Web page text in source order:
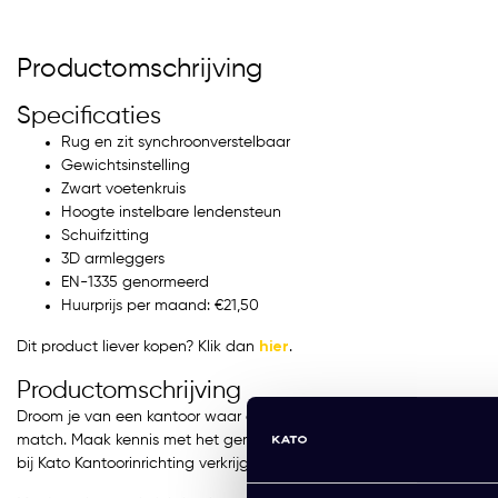
Productomschrijving
Specificaties
Rug en zit synchroonverstelbaar
Gewichtsinstelling
Zwart voetenkruis
Hoogte instelbare lendensteun
Schuifzitting
3D armleggers
EN-1335 genormeerd
Huurprijs per maand: €21,50
Dit product liever kopen? Klik dan hier.
Productomschrijving
Droom je van een kantoor waar comfort en stijl samenkomen? Dan
match. Maak kennis met het gemak en de flexibiliteit van
bij Kato Kantoorinrichting verkrijgbaar voor een aantrekkelijke prijs
ergonomisch gest
19,00 Excl. btw
Incl. btw)